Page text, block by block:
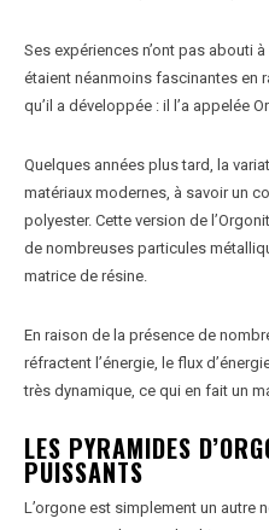
Ses expériences n’ont pas abouti
étaient néanmoins fascinantes en
qu’il a développée : il l’a appelée
Quelques années plus tard, la
matériaux modernes, à savoir un
polyester. Cette version de
de nombreuses particules
matrice de résine.
En raison de la présence de
réfractent l’énergie, le flux
très dynamique, ce qui en fait un
LES PYRAMIDES
PUISSANTS
L’orgone est simplement un autre